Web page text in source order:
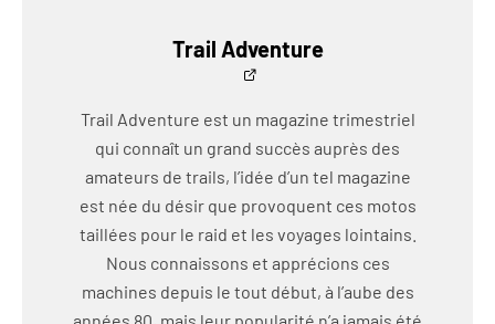
Trail Adventure
Trail Adventure est un magazine trimestriel
qui connaît un grand succès auprès des
amateurs de trails, l’idée d’un tel magazine
est née du désir que provoquent ces motos
taillées pour le raid et les voyages lointains.
Nous connaissons et apprécions ces
machines depuis le tout début, à l’aube des